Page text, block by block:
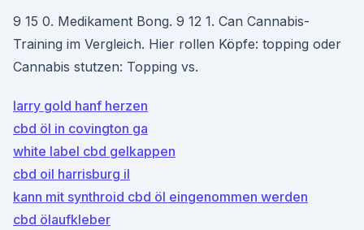
9 15 0. Medikament Bong. 9 12 1. Can Cannabis-
Training im Vergleich. Hier rollen Köpfe: topping oder
Cannabis stutzen: Topping vs.
larry gold hanf herzen
cbd öl in covington ga
white label cbd gelkappen
cbd oil harrisburg il
kann mit synthroid cbd öl eingenommen werden
cbd ölaufkleber